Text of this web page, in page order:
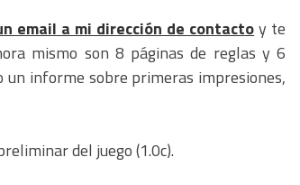
email a mi dirección de contactoy te
mismo son 8 páginas de reglas y 6
un informe sobre primeras impresiones,
del juego (1.0c).